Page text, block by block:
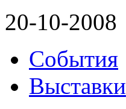
20-10-2008
События
Выставки